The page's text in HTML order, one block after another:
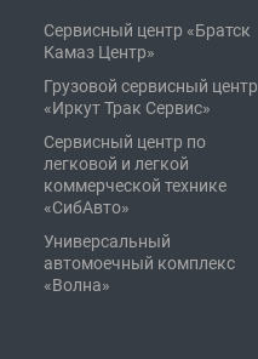
Сервисный центр «Братск
Камаз Центр»
Грузовой сервисный центр
«Иркут Трак Сервис»
Сервисный центр по
легковой и легкой
коммерческой технике
«СибАвто»
Универсальный
автомоечный комплекс
«Волна»